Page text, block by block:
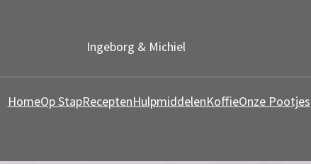
Ingeborg & Michiel
HomeOp StapReceptenHulpmiddelenKoffieOnze Pootjes